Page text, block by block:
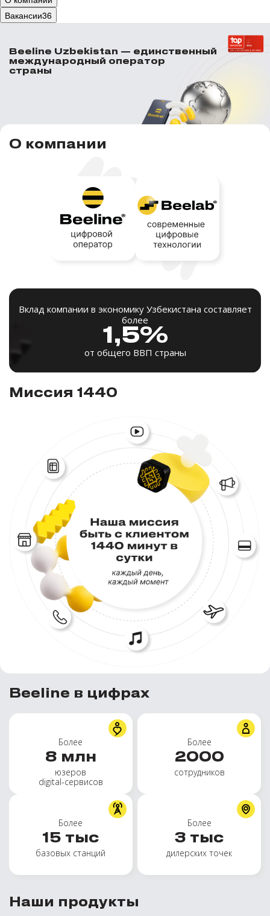
Вакансии36
Beeline Uzbekistan — единственный
международный оператор
страны
О компании
Вклад компании в экономику Узбекистана составляет
более
1,5%
от общего ВВП страны
Миссия 1440
Beeline в цифрах
Более
8 млн
юзеров
digital-сервисов
Более
2000
сотрудников
Более
15 тыс
базовых станций
Более
3 тыс
дилерских точек
Наши продукты